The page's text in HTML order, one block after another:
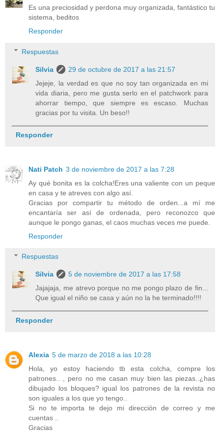
Es una preciosidad y perdona muy organizada, fantástico tu
sistema, beditos
Responder
Respuestas
Silvia
29 de octubre de 2017 a las 21:57
Jejeje, la verdad es que no soy tan organizada en mi
vida diaria, pero me gusta serlo en el patchwork para
ahorrar tiempo, que siempre es escaso. Muchas
gracias por tu visita. Un beso!!
Responder
Nati Patch 3 de noviembre de 2017 a las 7:28
Ay qué bonita es la colcha!Eres una valiente con un peque
en casa y te atreves con algo así.
Gracias por compartir tu método de orden...a mí me
encantaría ser así de ordenada, pero reconozco que
aunque le pongo ganas, el caos muchas veces me puede.
Responder
Respuestas
Silvia
5 de noviembre de 2017 a las 17:58
Jajajaja, me atrevo porque no me pongo plazo de fin...
Que igual el niño se casa y aún no la he terminado!!!!
Responder
Alexia 5 de marzo de 2018 a las 10:28
Hola, yo estoy haciendo tb esta colcha, compre los
patrones.. , pero no me casan muy bien las piezas..¿has
dibujado los bloques? igual los patrones de la revista no
son iguales a los que yo tengo..
Si no te importa te dejo mi dirección de correo y me
cuentas ..
Gracias